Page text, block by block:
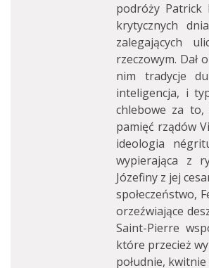
podróży Patrick
krytycznych
zalegających
rzeczowym. Dał
nim tradycje
inteligencja, i
chlebowe za to,
pamięć rządów
ideologia
wypierająca z
Józefiny z jej
społeczeństwo,
orzeźwiające
Saint-Pierre
które przecież
południe,